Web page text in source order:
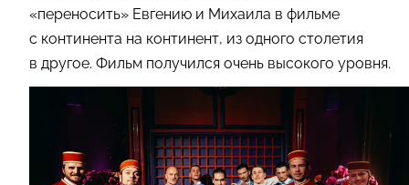
«переносить» Евгению и Михаила в фильме
с континента на континент, из одного столетия
в другое. Фильм получился очень высокого уровня.